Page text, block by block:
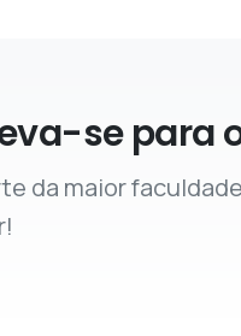
se para
da maior